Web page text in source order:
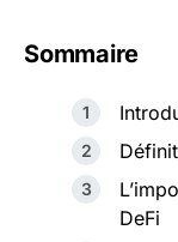
Sommaire
DeFi